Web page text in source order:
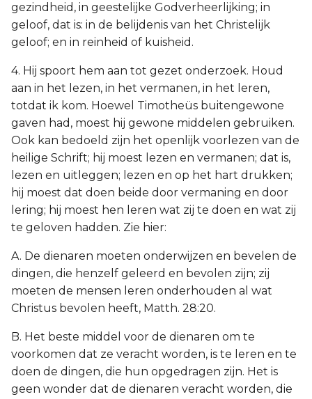
gezindheid, in geestelijke Godverheerlijking; in
geloof, dat is: in de belijdenis van het Christelijk
geloof; en in reinheid of kuisheid.
4. Hij spoort hem aan tot gezet onderzoek. Houd
aan in het lezen, in het vermanen, in het leren,
totdat ik kom. Hoewel Timotheüs buitengewone
gaven had, moest hij gewone middelen gebruiken.
Ook kan bedoeld zijn het openlijk voorlezen van de
heilige Schrift; hij moest lezen en vermanen; dat is,
lezen en uitleggen; lezen en op het hart drukken;
hij moest dat doen beide door vermaning en door
lering; hij moest hen leren wat zij te doen en wat zij
te geloven hadden. Zie hier:
A. De dienaren moeten onderwijzen en bevelen de
dingen, die henzelf geleerd en bevolen zijn; zij
moeten de mensen leren onderhouden al wat
Christus bevolen heeft, Matth. 28:20.
B. Het beste middel voor de dienaren om te
voorkomen dat ze veracht worden, is te leren en te
doen de dingen, die hun opgedragen zijn. Het is
geen wonder dat de dienaren veracht worden, die